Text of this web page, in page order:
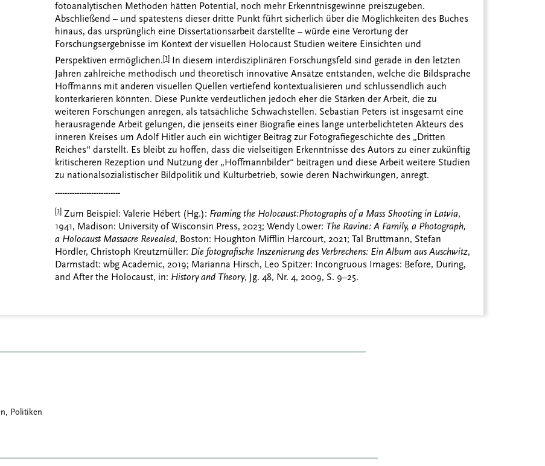
fotoanalytischen Methoden hätten Potential, noch mehr Erkenntnisgewinne preiszugeben.
Abschließend – und spätestens dieser dritte Punkt führt sicherlich über die Möglichkeiten des Buches
hinaus, das ursprünglich eine Dissertationsarbeit darstellte – würde eine Verortung der
Forschungsergebnisse im Kontext der visuellen Holocaust Studien weitere Einsichten und
Perspektiven ermöglichen.[1] In diesem interdisziplinären Forschungsfeld sind gerade in den letzten
Jahren zahlreiche methodisch und theoretisch innovative Ansätze entstanden, welche die Bildsprache
Hoffmanns mit anderen visuellen Quellen vertiefend kontextualisieren und schlussendlich auch
konterkarieren könnten. Diese Punkte verdeutlichen jedoch eher die Stärken der Arbeit, die zu
weiteren Forschungen anregen, als tatsächliche Schwachstellen. Sebastian Peters ist insgesamt eine
herausragende Arbeit gelungen, die jenseits einer Biografie eines lange unterbelichteten Akteurs des
inneren Kreises um Adolf Hitler auch ein wichtiger Beitrag zur Fotografiegeschichte des „Dritten
Reiches“ darstellt. Es bleibt zu hoffen, dass die vielseitigen Erkenntnisse des Autors zu einer zukünftig
kritischeren Rezeption und Nutzung der „Hoffmannbilder“ beitragen und diese Arbeit weitere Studien
zu nationalsozialistischer Bildpolitik und Kulturbetrieb, sowie deren Nachwirkungen, anregt.
---------------------------
[1] Zum Beispiel: Valerie Hébert (Hg.): Framing the Holocaust:Photographs of a Mass Shooting in Latvia,
1941, Madison: University of Wisconsin Press, 2023; Wendy Lower: The Ravine: A Family, a Photograph,
a Holocaust Massacre Revealed, Boston: Houghton Mifflin Harcourt, 2021; Tal Bruttmann, Stefan
Hördler, Christoph Kreutzmüller: Die fotografische Inszenierung des Verbrechens: Ein Album aus Auschwitz,
Darmstadt: wbg Academic, 2019; Marianna Hirsch, Leo Spitzer: Incongruous Images: Before, During,
and After the Holocaust, in: History and Theory, Jg. 48, Nr. 4, 2009, S. 9–25.
Politiken